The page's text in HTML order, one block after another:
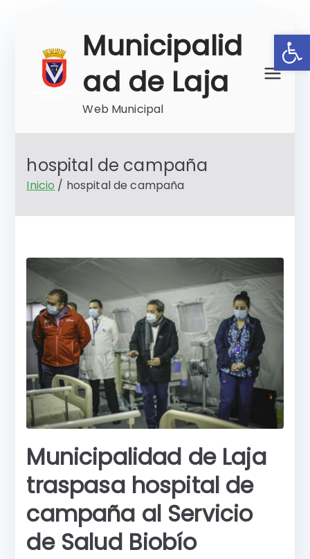
contenido
Municipalid
ad de Laja
Web Municipal
hospital de campaña
Inicio hospital de campaña
Municipalidad de Laja
traspasa hospital de
campaña al Servicio
de Salud Biobío